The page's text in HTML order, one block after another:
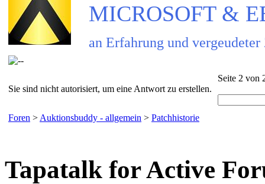
MICROSOFT &
an Erfahrung und
Sie sind nicht autorisiert, um eine Antwort zu erstellen.
Seite 2 von
Foren > Auktionsbuddy - allgemein > Patchhistorie
Tapatalk for Active